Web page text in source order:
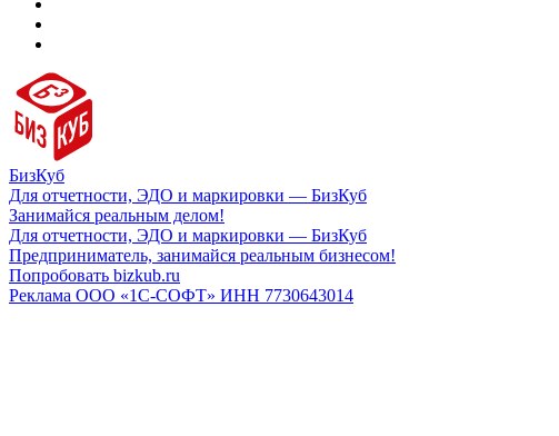
БизКуб
Для отчетности, ЭДО и маркировки — БизКуб
Занимайся реальным делом!
Для отчетности, ЭДО и маркировки — БизКуб
Предприниматель, занимайся реальным бизнесом!
Попробовать bizkub.ru
Реклама ООО «1С-СОФТ» ИНН 7730643014